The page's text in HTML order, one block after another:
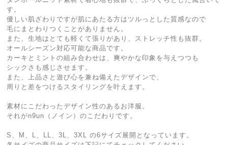
す。
優しい肌ざわりですが肌にあたる方はツルっとした質感なので
毛にまとわりつくことがありません。
また、生地はとても軽くて張りがあり、ストレッチ性も抜群。
オールシーズン対応可能な商品です。
カーキとミントの組み合わせは、爽やかな印象を与えつつも
シックさも感じさせます。
また、上品さと遊び心を兼ね備えたデザインで、
周りと差をつけるスタイリングを叶えます。
素材にこだわったデザイン性のあるお洋服。
それがn9un（ノイン）のこだわりです。
S、M、L、LL、3L、3XL の6サイズ展開となっています。